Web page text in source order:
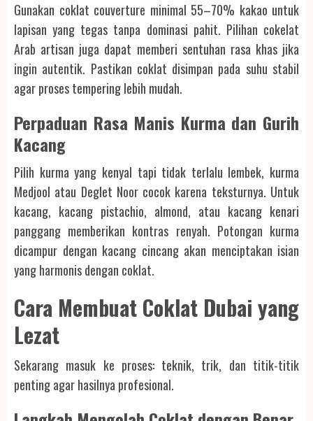
Gunakan coklat couverture minimal 55–70% kakao untuk
lapisan yang tegas tanpa dominasi pahit. Pilihan cokelat
Arab artisan juga dapat memberi sentuhan rasa khas jika
ingin autentik. Pastikan coklat disimpan pada suhu stabil
agar proses tempering lebih mudah.
Perpaduan Rasa Manis Kurma dan Gurih
Kacang
Pilih kurma yang kenyal tapi tidak terlalu lembek, kurma
Medjool atau Deglet Noor cocok karena teksturnya. Untuk
kacang, kacang pistachio, almond, atau kacang kenari
panggang memberikan kontras renyah. Potongan kurma
dicampur dengan kacang cincang akan menciptakan isian
yang harmonis dengan coklat.
Cara Membuat Coklat Dubai yang
Lezat
Sekarang masuk ke proses: teknik, trik, dan titik-titik
penting agar hasilnya profesional.